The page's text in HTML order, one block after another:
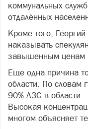
коммунальных
отдалённых
Кроме того,
наказывать
завышенным ценам
Еще одна причина
области. По словам
90% АЗС в области
Высокая
многом объясняет